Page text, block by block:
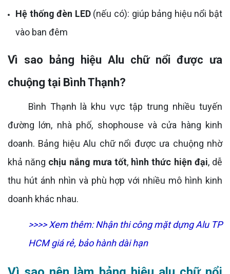
Hệ thống đèn LED(nếu có): giúp bảng hiệu nổi bật
vào ban đêm
Vì sao bảng hiệu Alu chữ nổi được ưa
chuộng tại Bình Thạnh?
Bình Thạnh là khu vực tập trung nhiều tuyến
đường lớn, nhà phố, shophouse và cửa hàng kinh
doanh. Bảng hiệu Alu chữ nổi được ưa chuộng nhờ
khả năng chịu nắng mưa tốt, hình thức hiện đại, dễ
thu hút ánh nhìn và phù hợp với nhiều mô hình kinh
doanh khác nhau.
>>>> Xem thêm:Nhận thi công mặt dựng Alu TP
HCM giá rẻ, bảo hành dài hạn